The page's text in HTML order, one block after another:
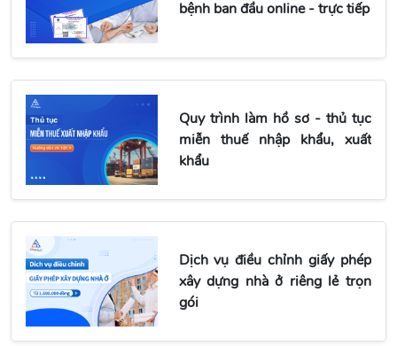
bệnh ban đầu online - trực tiếp
Quy trình làm hồ sơ - thủ tục
miễn thuế nhập khẩu, xuất
khẩu
Dịch vụ điều chỉnh giấy phép
xây dựng nhà ở riêng lẻ trọn
gói